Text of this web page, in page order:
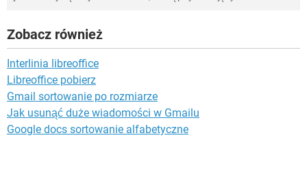
Zobacz również
Interlinia libreoffice
Libreoffice pobierz
Gmail sortowanie po rozmiarze
Jak usunąć duże wiadomości w Gmailu
Google docs sortowanie alfabetyczne